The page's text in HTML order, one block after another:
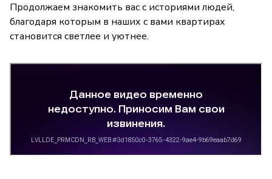
Продолжаем знакомить вас с историями людей,
благодаря которым в наших с вами квартирах
становится светлее и уютнее.